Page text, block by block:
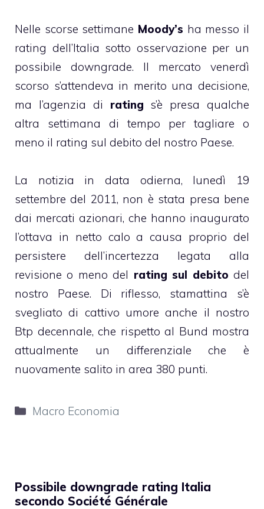
Nelle scorse settimane Moody’s ha messo il
rating dell’Italia sotto osservazione per un
possibile downgrade. Il mercato venerdì
scorso s’attendeva in merito una decisione,
ma l’agenzia di rating s’è presa qualche
altra settimana di tempo per tagliare o
meno il rating sul debito del nostro Paese.
La notizia in data odierna, lunedì 19
settembre del 2011, non è stata presa bene
dai mercati azionari, che hanno inaugurato
l’ottava in netto calo a causa proprio del
persistere dell’incertezza legata alla
revisione o meno del rating sul debito del
nostro Paese. Di riflesso, stamattina s’è
svegliato di cattivo umore anche il nostro
Btp decennale, che rispetto al Bund mostra
attualmente un differenziale che è
nuovamente salito in area 380 punti.
Categorie
Macro Economia
Possibile downgrade rating Italia
secondo Société Générale